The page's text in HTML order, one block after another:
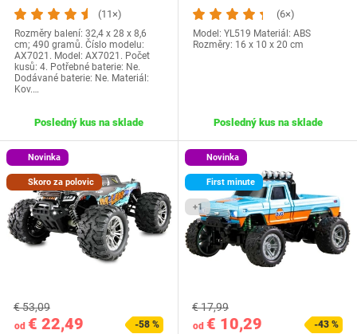
130*46mm RC…(11×)
Rozměry balení: 32,4 x 28 x 8,6
cm; 490 gramů. Číslo modelu:
AX7021. Model: AX7021. Počet
kusů: 4. Potřebné baterie: Ne.
Dodávané baterie: Ne. Materiál:
Kov.…
Posledný kus na sklade
(6×)
Model: YL519 Materiál: ABS
Rozměry: 16 x 10 x 20 cm
Posledný kus na sklade
Novinka
Skoro za polovic
od € 22,49
€ 53,09
-58 %
Novinka
First minute
+1
od € 10,29
€ 17,99
-43 %